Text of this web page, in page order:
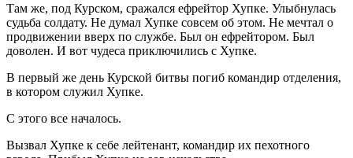
Там же, под Курском, сражался ефрейтор Хупке. Улыбнулась
судьба солдату. Не думал Хупке совсем об этом. Не мечтал о
продвижении вверх по службе. Был он ефрейтором. Был
доволен. И вот чудеса приключились с Хупке.
В первый же день Курской битвы погиб командир отделения,
в котором служил Хупке.
С этого все началось.
Вызвал Хупке к себе лейтенант, командир их пехотного